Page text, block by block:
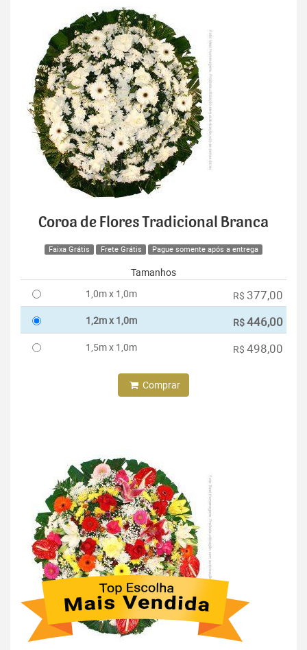
Coroa de Flores Tradicional Branca
Faixa Grátis Frete Grátis Pague somente após a entrega
Tamanhos
1,0m x 1,0m
R$ 377,00
1,2m x 1,0m R$446,00
1,5m x 1,0m R$ 498,00
Comprar